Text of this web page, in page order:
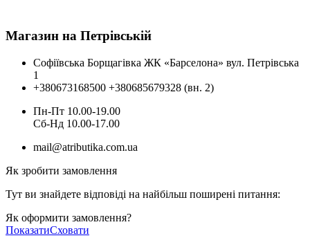
Магазин на Петрівській
Софіївська Борщагівка ЖК «Барселона» вул. Петрівська
1
+380673168500 +380685679328 (вн. 2)
Пн-Пт 10.00-19.00
Cб-Нд 10.00-17.00
mail@atributika.com.ua
Як зробити замовлення
Тут ви знайдете відповіді на найбільш поширені питання:
Як оформити замовлення?
ПоказатиСховати